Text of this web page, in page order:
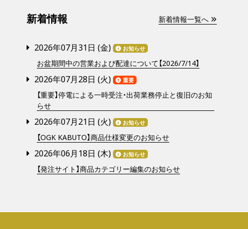
新着情報 新着情報一覧へ
2026年07月31日 (金) お知らせ
お盆期間中の営業および配達について【2026/7/14】
2026年07月28日 (火) 重要
【重要】停電による一時受注・出荷業務停止と復旧のお知
らせ
2026年07月21日 (火) お知らせ
【OGK KABUTO】商品仕様変更のお知らせ
2026年06月18日 (木) お知らせ
【発注サイト】商品カテゴリー編集のお知らせ